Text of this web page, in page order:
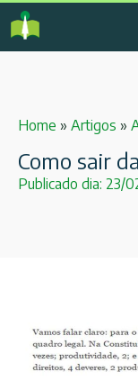
Home » Artigos »
Como sair
Publicado dia: 23/